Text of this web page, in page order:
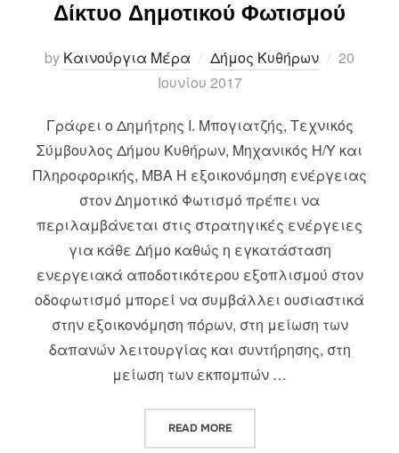
Δίκτυο Δημοτικού Φωτισμού
by Καινούργια Μέρα Δήμος Κυθήρων
Posted
20
Ιουνίου 2017
Γράφει ο Δημήτρης Ι. Μπογιατζής, Τεχνικός
Σύμβουλος Δήμου Κυθήρων, Μηχανικός Η/Υ και
Πληροφορικής, MBA Η εξοικονόμηση ενέργειας
στον Δημοτικό Φωτισμό πρέπει να
περιλαμβάνεται στις στρατηγικές ενέργειες
για κάθε Δήμο καθώς η εγκατάσταση
ενεργειακά αποδοτικότερου εξοπλισμού στον
οδοφωτισμό μπορεί να συμβάλλει ουσιαστικά
στην εξοικονόμηση πόρων, στη μείωση των
δαπανών λειτουργίας και συντήρησης, στη
μείωση των εκπομπών …
READ MORE“ΕΞΟΙΚΟΝΟΜΗΣΗ ΕΝΕΡΓΕΙΑΣ